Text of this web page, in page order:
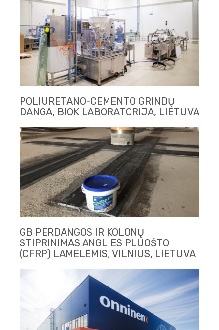
POLIURETANO-CEMENTO GRINDŲ
DANGA, BIOK LABORATORIJA, LIETUVA
GB PERDANGOS IR KOLONŲ
STIPRINIMAS ANGLIES PLUOŠTO
(CFRP) LAMELĖMIS, VILNIUS, LIETUVA